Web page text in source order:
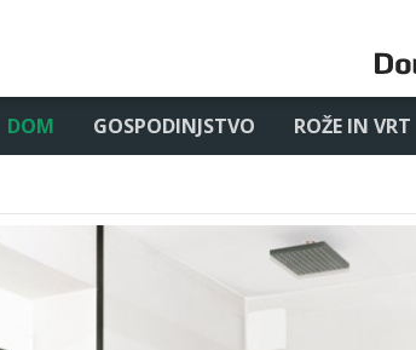
DOM GOSPODINJSTVO ROŽE IN VRT